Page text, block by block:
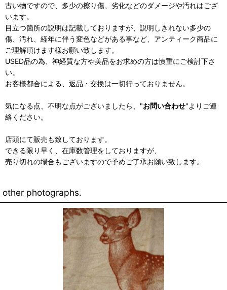
古い物ですので、多少の擦り傷、劣化などのダメージや汚れはござ
います。
目立つ箇所の説明は記載しておりますが、説明しきれない多少の
傷、汚れ、経年に伴う変色などがある事など、アンティーク商品に
ご理解頂けます様お願い致します。
USED品の為、神経質な方や美品をお求めの方は慎重にご検討下さ
い。
お客様都合による、返品・交換は一切行っておりません。
気になる点、不明な点がございましたら、"お問い合わせ"よりご連
絡ください。
店頭にて販売も致しております。
できる限り早く、在庫数管理をしておりますが、
売り切れの場合もございますので予めご了承お願い致します。
other photographs.